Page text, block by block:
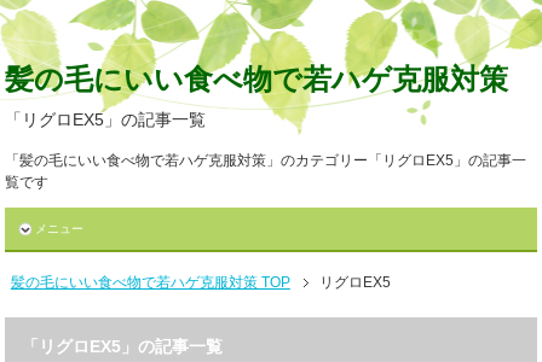
髪の毛にいい食べ物で若ハゲ克服対策
「リグロEX5」の記事一覧
「髪の毛にいい食べ物で若ハゲ克服対策」のカテゴリー「リグロEX5」の記事一
覧です
メニュー
髪の毛にいい食べ物で若ハゲ克服対策 TOP リグロEX5
「リグロEX5」の記事一覧